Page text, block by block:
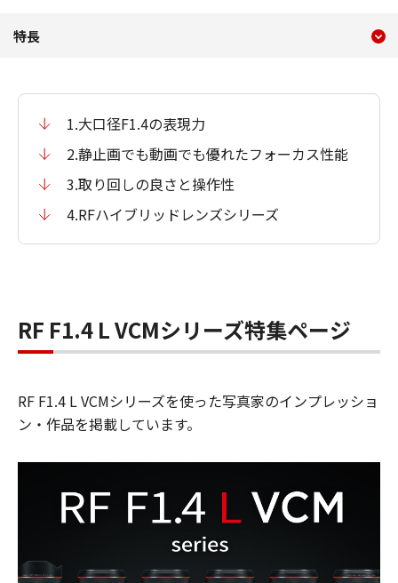
特長 RF35mm F1.4 L VCM
特長
1.大口径F1.4の表現力
2.静止画でも動画でも優れたフォーカス性能
3.取り回しの良さと操作性
4.RFハイブリッドレンズシリーズ
RF F1.4 L VCMシリーズ特集ページ
RF F1.4 L VCMシリーズを使った写真家のインプレッショ
ン・作品を掲載しています。